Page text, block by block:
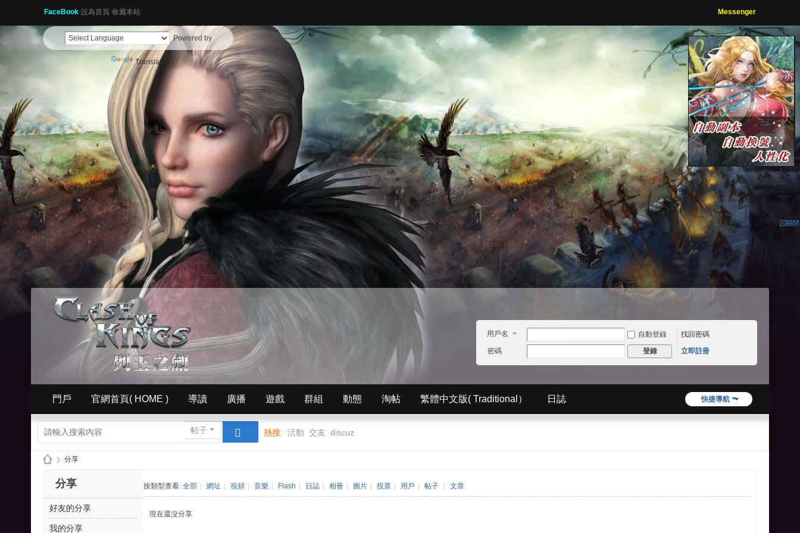
FaceBook 設為首頁 收藏本站 Messenger
Powered by
Translate
用戶名 自動登錄
找回密碼
密碼
登錄 立即註冊
快捷導航
門戶 官網首頁( HOME ) 導讀 廣播 遊戲 群組 動態 淘帖 繁體中文版( Traditional） 日誌
簡體中文版（ Simplified） 相冊 英文版官網（English）
帖子 熱搜: 活動 交友 discuz
的
紛
› 分享
分享
好友的分享
我的分享
按類型查看: 全部 網址 視頻 音樂 Flash 日誌 相冊 圖片 投票 用戶 帖子 文章
現在還沒分享